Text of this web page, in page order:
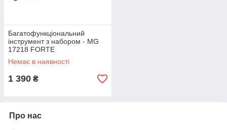
Багатофункціональний
інструмент з набором - MG
17218 FORTE
Немає в наявності
1 390 ₴
Про нас